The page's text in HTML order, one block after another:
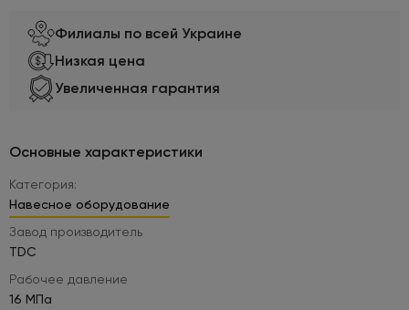
Филиалы по всей Украине
Низкая цена
Увеличенная гарантия
Основные характеристики
Категория:
Навесное оборудование
Завод производитель
TDC
Рабочее давление
16 МПа